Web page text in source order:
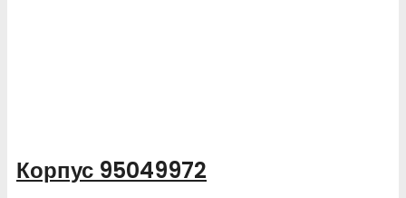
Корпус 95049972